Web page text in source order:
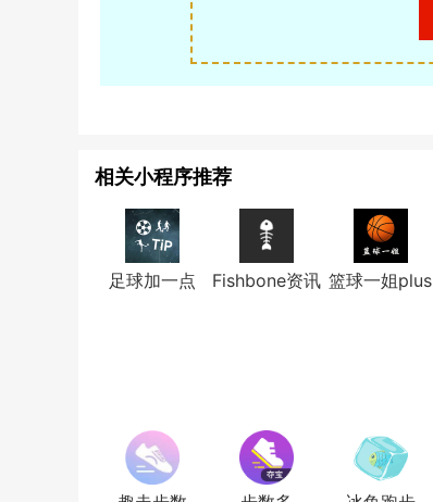
相关小程序推荐
足球加一点 Fishbone资讯 篮球一姐plus